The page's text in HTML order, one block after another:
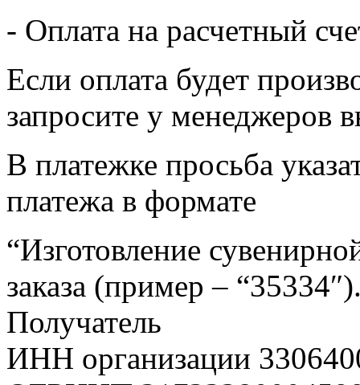
- Оплата на расчетный
Если оплата будет
запросите у менеджеров
В платежке просьба
платежа в формате
“Изготовление
заказа (пример –
Получатель
ИНН организации